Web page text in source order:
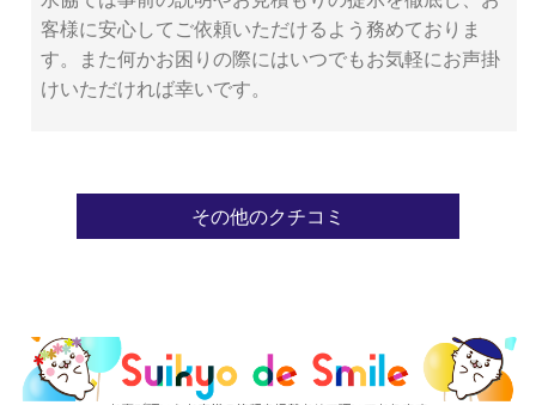
客様に安心してご依頼いただけるよう務めておりま
す。また何かお困りの際にはいつでもお気軽にお声掛
けいただければ幸いです。
その他のクチコミ